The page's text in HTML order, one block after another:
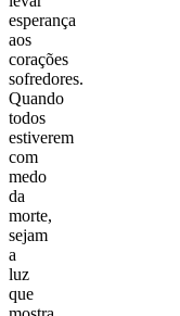
esperança
aos
corações
sofredores.
Quando
todos
estiverem
com
medo
da
morte,
sejam
a
luz
que